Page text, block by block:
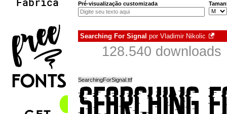
Pré-visualização customizada
Searching For Signal por Vladimir Nikolic
128.540 downloads
SearchingForSignal.ttf